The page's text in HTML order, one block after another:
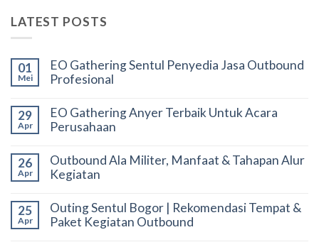
LATEST POSTS
01
Mei
EO Gathering Sentul Penyedia Jasa Outbound
Profesional
29
Apr
EO Gathering Anyer Terbaik Untuk Acara
Perusahaan
26
Apr
Outbound Ala Militer, Manfaat & Tahapan Alur
Kegiatan
25
Apr
Outing Sentul Bogor | Rekomendasi Tempat &
Paket Kegiatan Outbound